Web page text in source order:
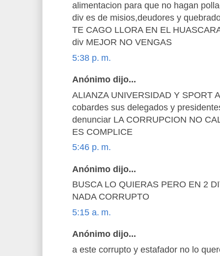
alimentacion para que no hagan
div es de misios,deudores y
TE CAGO LLORA EN EL
div MEJOR NO VENGAS
5:38 p. m.
Anónimo dijo...
ALIANZA UNIVERSIDAD Y SPORT
cobardes sus delegados y
denunciar LA CORRUPCION NO
ES COMPLICE
5:46 p. m.
Anónimo dijo...
BUSCA LO QUIERAS PERO EN 2
NADA CORRUPTO
5:15 a. m.
Anónimo dijo...
a este corrupto y estafador no lo